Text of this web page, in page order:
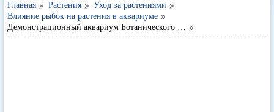
Главная Растения
Уход за растениями
Влияние рыбок на растения в аквариуме
Демонстрационный аквариум Ботанического …